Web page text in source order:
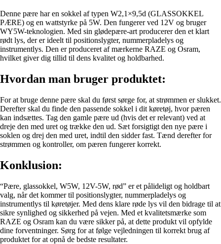
Denne pære har en sokkel af typen W2,1×9,5d (GLASSOKKEL
PÆRE) og en wattstyrke på 5W. Den fungerer ved 12V og bruger
WY5W-teknologien. Med sin glødepære-art producerer den et klart
rødt lys, der er ideelt til positionslygter, nummerpladelys og
instrumentlys. Den er produceret af mærkerne RAZE og Osram,
hvilket giver dig tillid til dens kvalitet og holdbarhed.
Hvordan man bruger produktet:
For at bruge denne pære skal du først sørge for, at strømmen er slukket.
Derefter skal du finde den passende sokkel i dit køretøj, hvor pæren
kan indsættes. Tag den gamle pære ud (hvis det er relevant) ved at
dreje den med uret og trække den ud. Sæt forsigtigt den nye pære i
soklen og drej den med uret, indtil den sidder fast. Tænd derefter for
strømmen og kontroller, om pæren fungerer korrekt.
Konklusion:
“Pære, glassokkel, W5W, 12V-5W, rød” er et pålideligt og holdbart
valg, når det kommer til positionslygter, nummerpladelys og
instrumentlys til køretøjer. Med dens klare røde lys vil den bidrage til at
sikre synlighed og sikkerhed på vejen. Med et kvalitetsmærke som
RAZE og Osram kan du være sikker på, at dette produkt vil opfylde
dine forventninger. Sørg for at følge vejledningen til korrekt brug af
produktet for at opnå de bedste resultater.